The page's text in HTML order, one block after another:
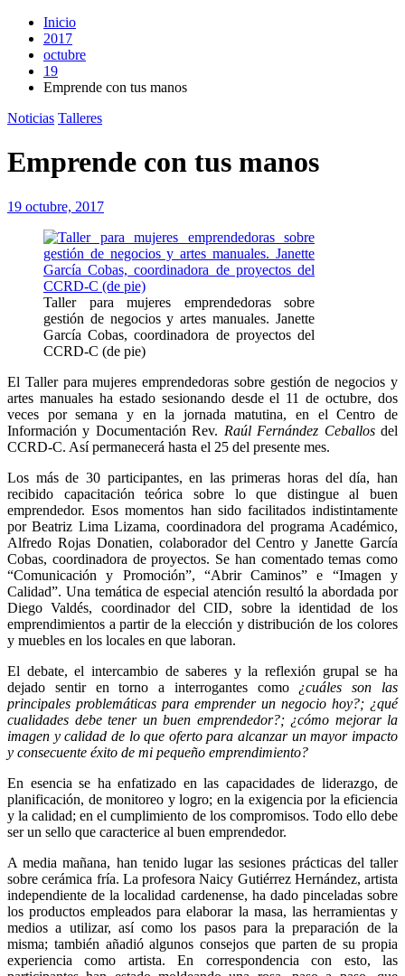
Inicio
2017
octubre
19
Emprende con tus manos
Noticias Talleres
Emprende con tus manos
19 octubre, 2017
Taller para mujeres emprendedoras sobre
gestión de negocios y artes manuales. Janette
García Cobas, coordinadora de proyectos del
CCRD-C (de pie)
El Taller para mujeres emprendedoras sobre gestión de negocios y
artes manuales ha estado sesionando desde el 11 de octubre, dos
veces por semana y en la jornada matutina, en el Centro de
Información y Documentación Rev. Raúl Fernández Ceballosdel
CCRD-C. Así permanecerá hasta el 25 del presente mes.
Los más de 30 participantes, en las primeras horas del día, han
recibido capacitación teórica sobre lo que distingue al buen
emprendedor. Esos momentos han sido facilitados indistintamente
por Beatriz Lima Lizama, coordinadora del programa Académico,
Alfredo Rojas Donatien, colaborador del Centro y Janette García
Cobas, coordinadora de proyectos. Se han comentado temas como
“Comunicación y Promoción”, “Abrir Caminos” e “Imagen y
Calidad”. Una temática de especial atención resultó la abordada por
Diego Valdés, coordinador del CID, sobre la identidad de los
emprendimientos a partir de la elección y distribución de los colores
y muebles en los locales en que laboran.
El debate, el intercambio de saberes y la reflexión grupal se ha
dejado sentir en torno a interrogantes como ¿cuáles son las
principales problemáticas para emprender un negocio hoy?; ¿qué
cualidades debe tener un buen emprendedor?; ¿cómo mejorar la
imagen y calidad de lo que oferto para alcanzar un mayor impacto
y consecuente éxito de mi pequeño emprendimiento?
En esencia se ha enfatizado en las capacidades de liderazgo, de
planificación, de monitoreo y logro; en la exigencia por la eficiencia
y la calidad; en el cumplimiento de los compromisos. Todo ello debe
ser un sello que caracterice al buen emprendedor.
A media mañana, han tenido lugar las sesiones prácticas del taller
sobre cerámica fría. La profesora Naicy Gutiérrez Hernández, artista
independiente de la localidad cardenense, ha dado pinceladas sobre
los productos empleados para elaborar la masa, las herramientas y
medios a utilizar, así como los pasos para la preparación de la
misma; también añadió algunos consejos que parten de su propia
experiencia como artista. En correspondencia con esto, las